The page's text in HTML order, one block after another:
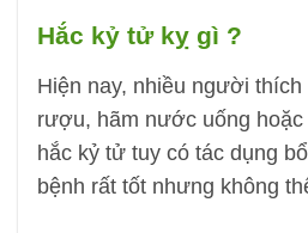
Hắc kỷ tử kỵ gì ?
Hiện nay, nhiều người
rượu, hãm nước uống
hắc kỷ tử tuy có tác dụng
bệnh rất tốt nhưng không